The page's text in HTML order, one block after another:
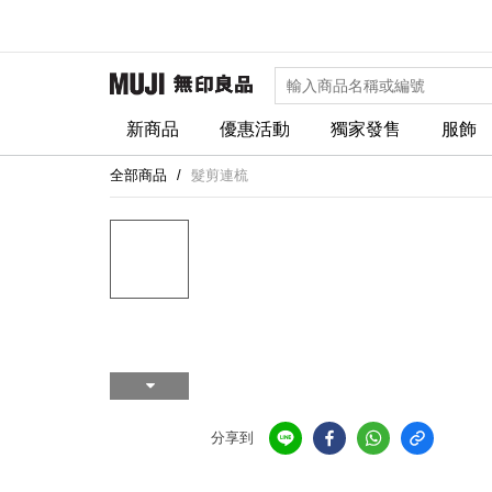
新商品 優惠活動 獨家發售 服飾
全部商品 髮剪連梳
分享到